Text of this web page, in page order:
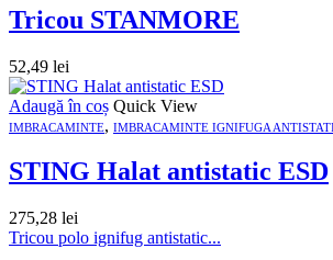
Tricou STANMORE
52,49 lei
Adaugă în coș Quick View
IMBRACAMINTE, IMBRACAMINTE IGNIFUGA
STING Halat antistatic ESD
275,28 lei
Tricou polo ignifug antistatic...